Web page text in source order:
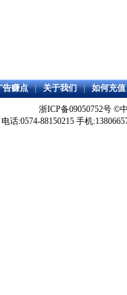
告赚点|关于我们|如何充值
浙ICP备09050752号 ©
话:0574-88150215 手机